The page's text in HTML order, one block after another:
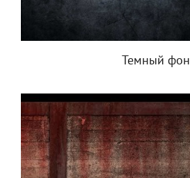
Темный фон